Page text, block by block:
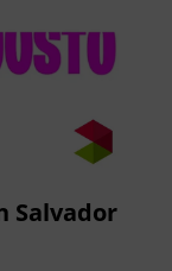
Salvador